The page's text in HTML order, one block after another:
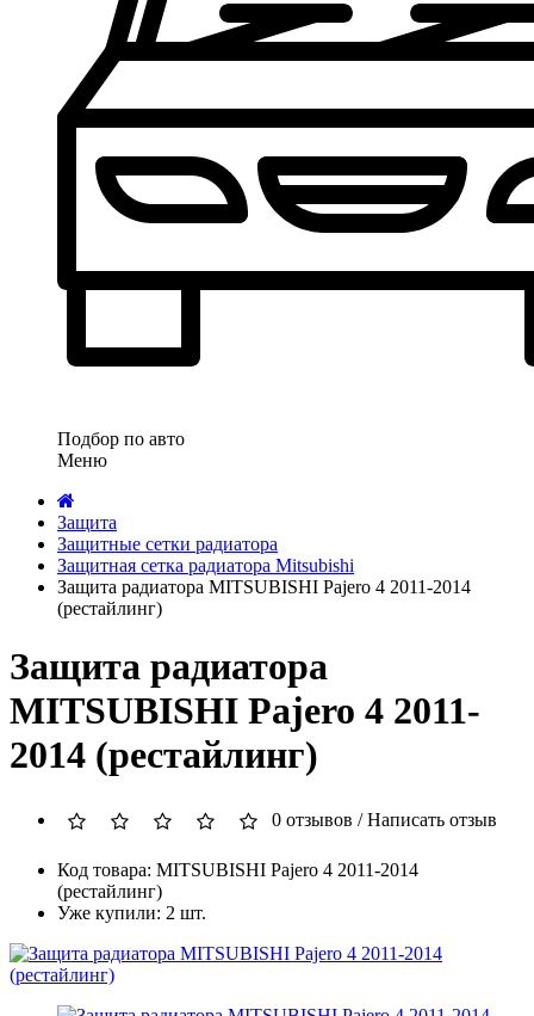
Подбор по авто
Меню
Защита
Защитные сетки радиатора
Защитная сетка радиатора Mitsubishi
Защита радиатора MITSUBISHI Pajero 4 2011-2014
(рестайлинг)
Защита радиатора
MITSUBISHI Pajero 4 2011-
2014 (рестайлинг)
0 отзывов /Написать отзыв
Код товара: MITSUBISHI Pajero 4 2011-2014
(рестайлинг)
Уже купили: 2 шт.